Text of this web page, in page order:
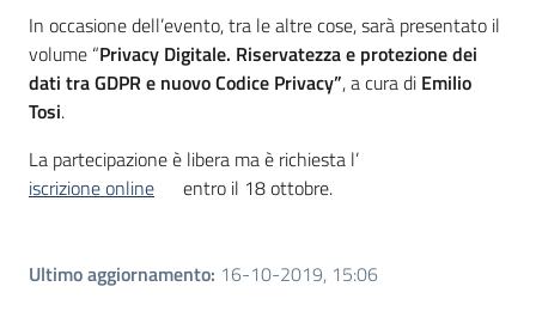
In occasione dell’evento, tra le altre cose, sarà presentato il
volume “Privacy Digitale. Riservatezza e protezione dei
dati tra GDPR e nuovo Codice Privacy”, a cura di Emilio
Tosi.
La partecipazione è libera ma è richiesta l’
iscrizione online
entro il 18 ottobre.
Ultimo aggiornamento: 16-10-2019, 15:06